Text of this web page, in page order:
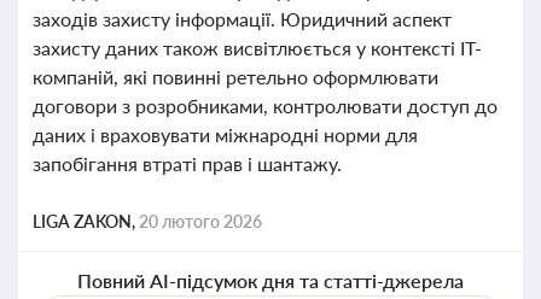
заходів захисту інформації. Юридичний аспект
захисту даних також висвітлюється у контексті ІТ-
компаній, які повинні ретельно оформлювати
договори з розробниками, контролювати доступ до
даних і враховувати міжнародні норми для
запобігання втраті прав і шантажу.
LIGA ZAKON, 20 лютого 2026
Повний AI-підсумок дня та статті-джерела